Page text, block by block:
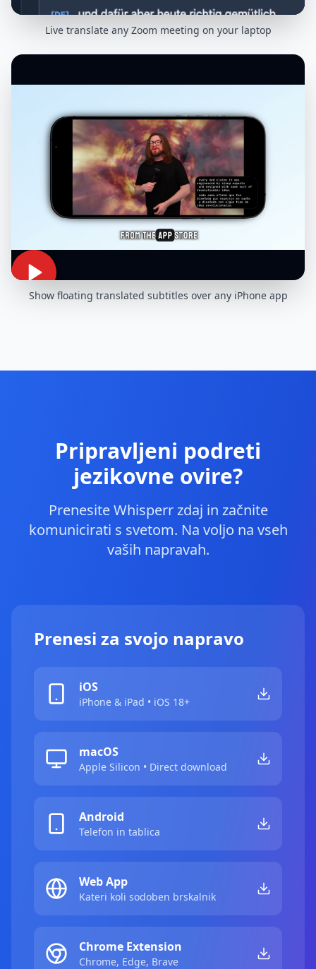
Live translate any Zoom meeting on your laptop
Show floating translated subtitles over any iPhone app
Pripravljeni podreti
jezikovne ovire?
Prenesite Whisperr zdaj in začnite
komunicirati s svetom. Na voljo na vseh
vaših napravah.
Prenesi za svojo napravo
iOS
iPhone & iPad • iOS 18+
macOS
Apple Silicon • Direct download
Android
Telefon in tablica
Web App
Kateri koli sodoben brskalnik
Chrome Extension
Chrome, Edge, Brave